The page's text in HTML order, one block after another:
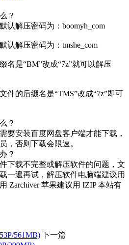
？
解压密码为：boomyh_com
解压密码为：tmshe_com
是“BM”改成“7z”就可以解压
的后缀名是“TMS”改成“7z”即可
？
要安装百度网盘客户端才能下载，
，否则下载会限速。
？
下载不完整或解压软件的问题，文
一遍再试，解压软件电脑端建议用
Zarchiver 苹果建议用 IZIP 本站有
561MB) 下一篇